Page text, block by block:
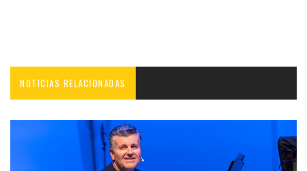
NOTICIAS RELACIONADAS